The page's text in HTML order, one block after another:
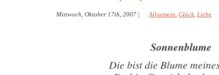
Mittwoch, Oktober 17th, 2007 | Allgemein, Glück, Liebe
Sonnenblume
Die bist die Blume